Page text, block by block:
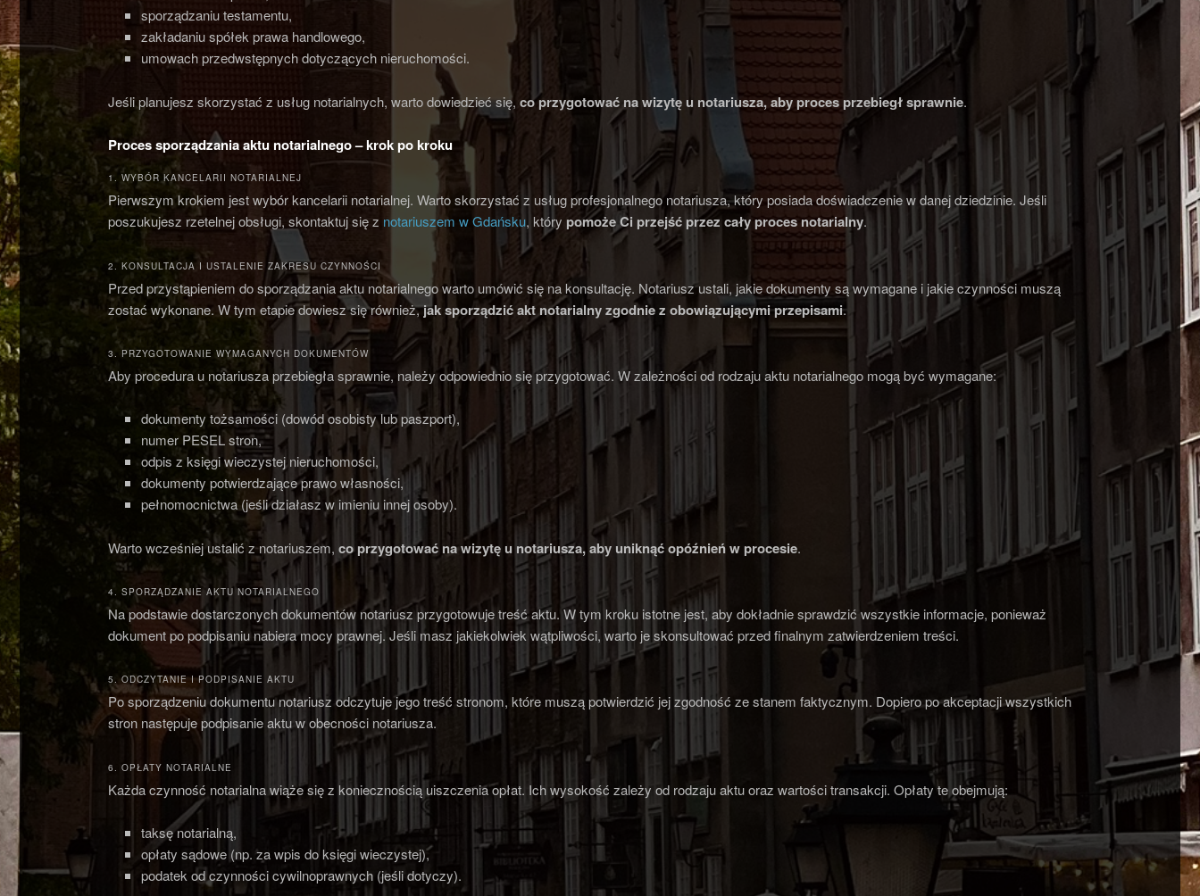
sporządzaniu testamentu,
zakładaniu spółek prawa handlowego,
umowach przedwstępnych dotyczących nieruchomości.
Jeśli planujesz skorzystać z usług notarialnych, warto dowiedzieć się, co przygotować na wizytę u notariusza, aby proces przebiegł sprawnie.
Proces sporządzania aktu notarialnego – krok po kroku
1. WYBÓR KANCELARII NOTARIALNEJ
Pierwszym krokiem jest wybór kancelarii notarialnej. Warto skorzystać z usług profesjonalnego notariusza, który posiada doświadczenie w danej dziedzinie. Jeśli
poszukujesz rzetelnej obsługi, skontaktuj się z notariuszem w Gdańsku, który pomoże Ci przejść przez całyproces notarialny.
2. KONSULTACJA I USTALENIE ZAKRESU CZYNNOŚCI
Przed przystąpieniem do sporządzania aktu notarialnego warto umówić się na konsultację. Notariusz ustali, jakie dokumenty są wymagane i jakie czynności muszą
zostać wykonane. W tym etapie dowiesz się również,jak sporządzić akt notarialnyzgodnie z obowiązującymi przepisami.
3. PRZYGOTOWANIE WYMAGANYCH DOKUMENTÓW
Aby procedura u notariusza przebiegła sprawnie, należy odpowiednio się przygotować. W zależności od rodzaju aktu notarialnego mogą być wymagane:
dokumenty tożsamości (dowód osobisty lub paszport),
numer PESEL stron,
odpis z księgi wieczystej nieruchomości,
dokumenty potwierdzające prawo własności,
pełnomocnictwa (jeśli działasz w imieniu innej osoby).
Warto wcześniej ustalić z notariuszem, co przygotować na wizytę u notariusza, aby uniknąć opóźnień w procesie.
4. SPORZĄDZANIE AKTU NOTARIALNEGO
Na podstawie dostarczonych dokumentów notariusz przygotowuje treść aktu. W tym kroku istotne jest, aby dokładnie sprawdzić wszystkie informacje, ponieważ
dokument po podpisaniu nabiera mocy prawnej. Jeśli masz jakiekolwiek wątpliwości, warto je skonsultować przed finalnym zatwierdzeniem treści.
5. ODCZYTANIE I PODPISANIE AKTU
Po sporządzeniu dokumentu notariusz odczytuje jego treść stronom, które muszą potwierdzić jej zgodność ze stanem faktycznym. Dopiero po akceptacji wszystkich
stron następuje podpisanie aktu w obecności notariusza.
6. OPŁATY NOTARIALNE
Każda czynność notarialna wiąże się z koniecznością uiszczenia opłat. Ich wysokość zależy od rodzaju aktu oraz wartości transakcji. Opłaty te obejmują:
taksę notarialną,
opłaty sądowe (np. za wpis do księgi wieczystej),
podatek od czynności cywilnoprawnych (jeśli dotyczy).